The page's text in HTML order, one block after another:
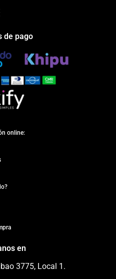
de pago
online:
en
3775, Local 1.